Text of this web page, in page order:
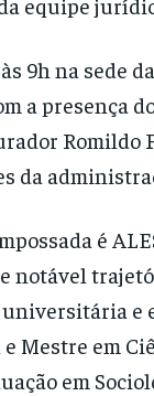
9h na sede
a presença
Romildo
da
é
notável
universitária
Mestre em
em